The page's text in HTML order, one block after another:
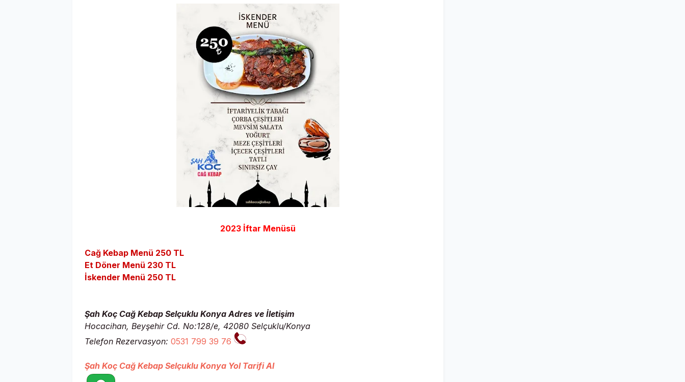
2023 İftar Menüsü
Cağ Kebap Menü 250 TL
Et Döner Menü 230 TL
İskender Menü 250 TL
Şah Koç Cağ Kebap Selçuklu Konya Adres ve İletişim
Hocacihan, Beyşehir Cd. No:128/e, 42080 Selçuklu/Konya
Telefon Rezervasyon: 0531 799 39 76
Şah Koç Cağ Kebap Selçuklu Konya Yol Tarifi Al